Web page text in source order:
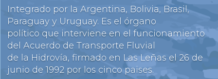
Integrado por la Argentina, Bolivia, Brasil,
Paraguay y Uruguay. Es el órgano
político que interviene en el funcionamiento
del Acuerdo de Transporte Fluvial
de la Hidrovía, firmado en Las Leñas el 26 de
junio de 1992 por los cinco paises.